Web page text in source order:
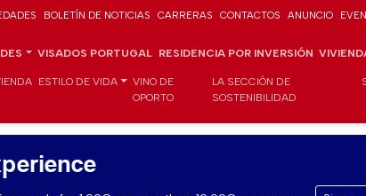
BOLETÍN DE NOTICIAS CARRERAS CONTACTOS ANUNCIO
VISADOS PORTUGAL RESIDENCIA POR INVERSIÓN
ESTILO DE VIDA
VINO DE
OPORTO
LA SECCIÓN DE
SOSTENIBILIDAD